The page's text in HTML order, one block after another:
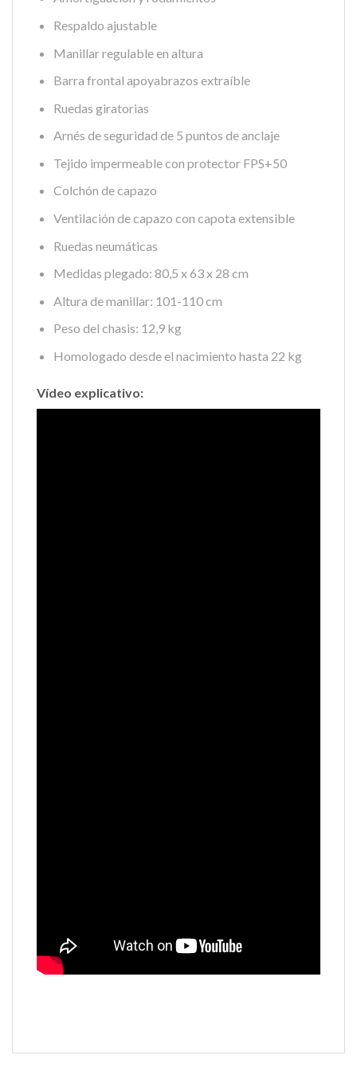
Respaldo ajustable
Manillar regulable en altura
Barra frontal apoyabrazos extraíble
Ruedas giratorias
Arnés de seguridad de 5 puntos de anclaje
Tejido impermeable con protector FPS+50
Colchón de capazo
Ventilación de capazo con capota extensible
Ruedas neumáticas
Medidas plegado: 80,5 x 63 x 28 cm
Altura de manillar: 101-110 cm
Peso del chasis: 12,9 kg
Homologado desde el nacimiento hasta 22 kg
Vídeo explicativo: